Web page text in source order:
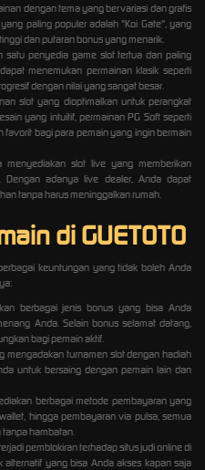
dengan tema yang bervariasi dan grafis
paling populer adalah "Koi Gate", yang
dan putaran bonus yang menarik.
satu penyedia game slot tertua dan paling
menemukan permainan klasik seperti
dengan nilai yang sangat besar.
slot yang dioptimalkan untuk perangkat
yang intuitif, permainan PG Soft seperti
favorit bagi para pemain yang ingin bermain
menyediakan slot live yang memberikan
Dengan adanya live dealer, Anda dapat
tanpa harus meninggalkan rumah.
di GUETOTO
keuntungan yang tidak boleh Anda
berbagai jenis bonus yang bisa Anda
Anda. Selain bonus selamat datang,
bagi pemain aktif.
mengadakan turnamen slot dengan hadiah
untuk bersaing dengan pemain lain dan
berbagai metode pembayaran yang
hingga pembayaran via pulsa, semua
hambatan.
pemblokiran terhadap situs judi online di
alternatif yang bisa Anda akses kapan saja